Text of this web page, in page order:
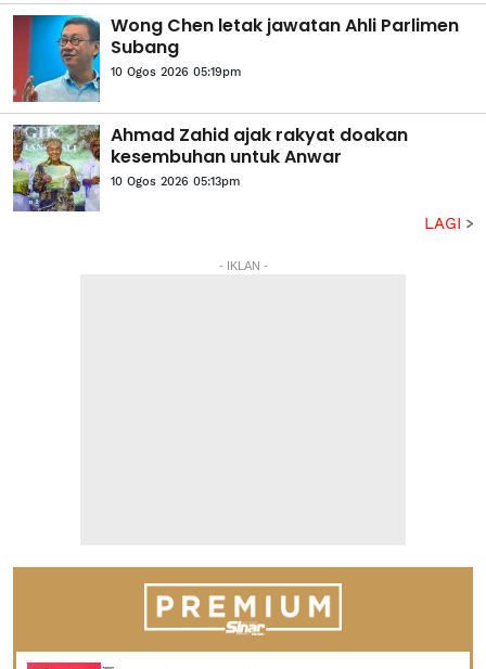
Wong Chen letak jawatan Ahli Parlimen
Subang
10 Ogos 2026 05:19pm
Ahmad Zahid ajak rakyat doakan
kesembuhan untuk Anwar
10 Ogos 2026 05:13pm
LAGI
- IKLAN -